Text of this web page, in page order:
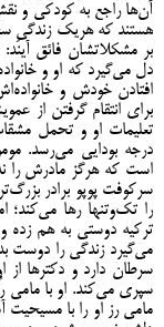
آن‌ها راجع به کودکی و
هستند که هریک زندگیِ
بر مشکلاتشان فائق
دل می‌گیرد که او و
افتادن خودش و
برای انتقام گرفتن از
تعلیمات او و تحمل
درجه بودایی می‌رسد.
است که هرگز مادرش را
سرکوفت پوپو برادر
را تک‌وتنها رها می‌کند؛
ترکیه دوستی به هم زده
می‌گیرد زندگی را دوست
سرطان دارد و دکترها
سپری می‌کند. او با مامی
مامی رز او را با